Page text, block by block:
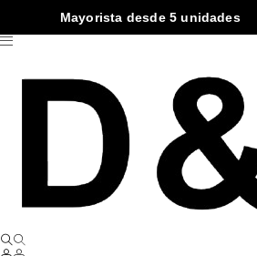
Mayorista desde 5 unidades